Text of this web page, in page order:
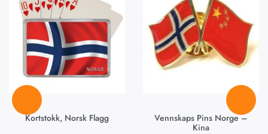
Kortstokk, Norsk Flagg
Vennskaps Pins Norge –
Kina